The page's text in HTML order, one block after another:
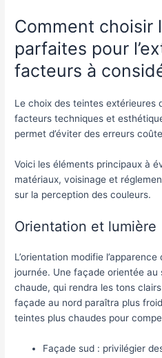
Comment choisir
parfaites pour
facteurs à
Le choix des teintes extérieures
facteurs techniques et
permet d’éviter des erreurs
Voici les éléments principaux à
matériaux, voisinage et
sur la perception des couleurs.
Orientation et lumière
L’orientation modifie
journée. Une façade orientée
chaude, qui rendra les tons
façade au nord paraîtra plus
teintes plus chaudes pour
Façade sud : privilégier